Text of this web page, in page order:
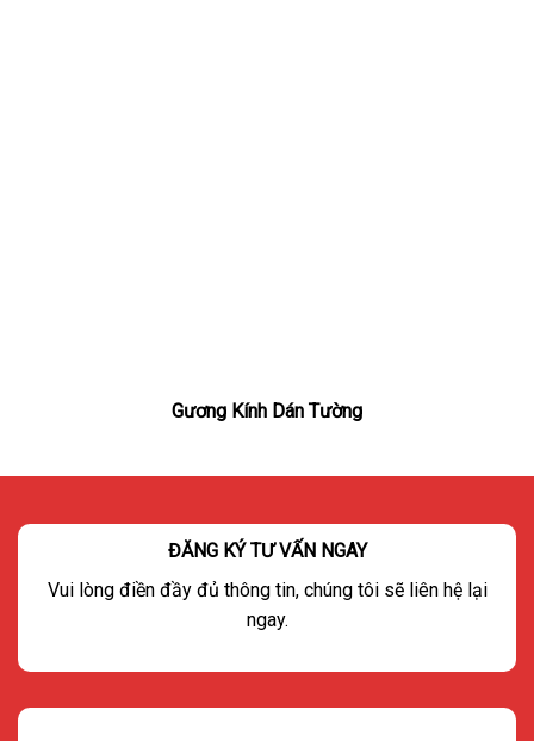
Gương Kính Dán Tường
ĐĂNG KÝ TƯ VẤN NGAY
Vui lòng điền đầy đủ thông tin, chúng tôi sẽ liên hệ lại
ngay.